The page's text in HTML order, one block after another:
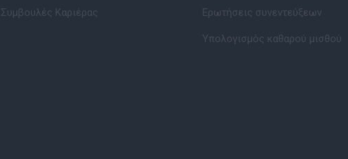
Συμβουλές Καριέρας Ερωτήσεις συνεντεύξεων
Υπολογισμός καθαρού μισθού